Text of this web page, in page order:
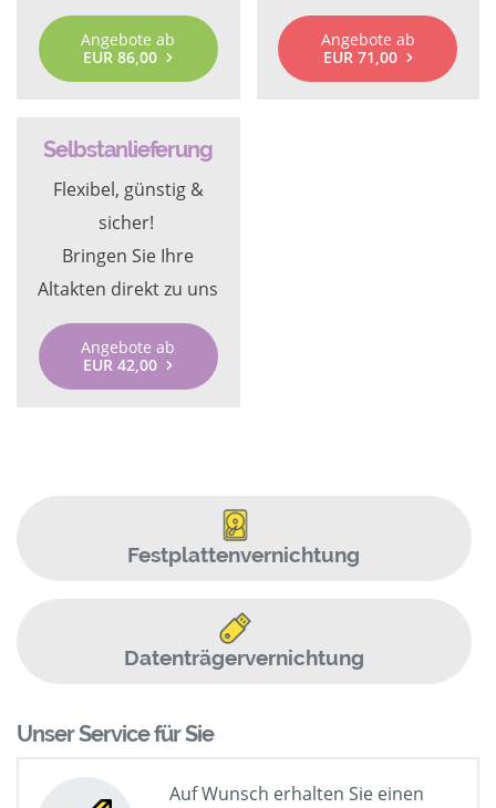
Angebote ab
EUR 86,00
Angebote ab
EUR 71,00
Selbstanlieferung
Flexibel, günstig &
sicher!
Bringen Sie Ihre
Altakten direkt zu uns
Angebote ab
EUR 42,00
Festplattenvernichtung
Datenträgervernichtung
Unser Service für Sie
Auf Wunsch erhalten Sie einen